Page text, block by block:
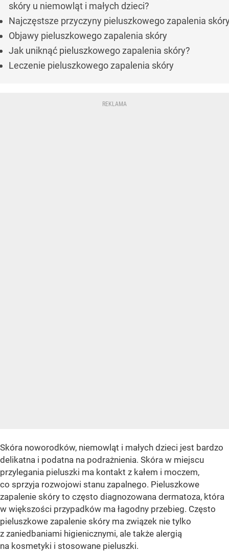
skóry u niemowląt i małych dzieci?
Najczęstsze przyczyny pieluszkowego zapalenia
Objawy pieluszkowego zapalenia skóry
Jak uniknąć pieluszkowego zapalenia skóry?
Leczenie pieluszkowego zapalenia skóry
Skóra noworodków, niemowląt i małych dzieci jest bardzo
delikatna i podatna na podrażnienia. Skóra w miejscu
przylegania pieluszki ma kontakt z kałem i moczem,
co sprzyja rozwojowi stanu zapalnego. Pieluszkowe
zapalenie skóry to często diagnozowana dermatoza, która
w większości przypadków ma łagodny przebieg. Często
pieluszkowe zapalenie skóry ma związek nie tylko
z zaniedbaniami higienicznymi, ale także alergią
na kosmetyki i stosowane pieluszki.